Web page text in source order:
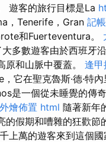
遊客的旅行目標是La
，Tenerife，Gran 記
和Fuerteventura。
大多數遊客由於西班牙
原和山脈中覆蓋。 逢甲
它在聖克魯斯·德·特
是一個從未睡覺的傳
外燴佈置 html 隨著新年
的假期和嘈雜的狂歡節
上萬的遊客來到這個